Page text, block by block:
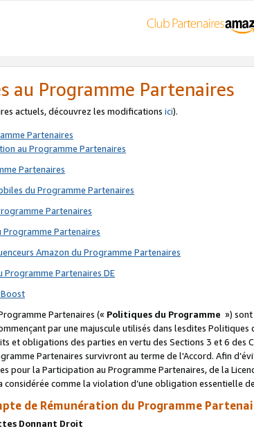
au Programme Partenaires
actuels, découvrez les modifications ici).
Partenaires
au Programme Partenaires
Partenaires
du Programme Partenaires
Partenaires
Programme Partenaires
Amazon du Programme Partenaires
Partenaires DE
Partenaires (« Politiques du Programme »)
par une majuscule utilisés dans lesdites
et obligations des parties en vertu des Sections 3 et 6 des
Partenaires survivront au terme de l'Accord. Afin
pour la Participation au Programme Partenaires, de la
considérée comme la violation d’une obligation essentielle
de Rémunération du Programme
Donnant Droit